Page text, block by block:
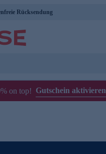
Rücksendung
on top! Gutschein aktivieren